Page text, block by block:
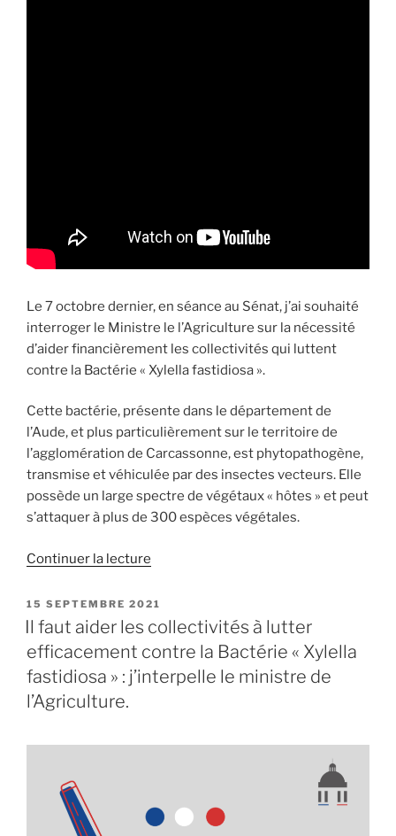
Le 7 octobre dernier, en séance au Sénat, j’ai souhaité
interroger le Ministre le l’Agriculture sur la nécessité
d’aider financièrement les collectivités qui luttent
contre la Bactérie « Xylella fastidiosa ».
Cette bactérie, présente dans le département de
l’Aude, et plus particulièrement sur le territoire de
l’agglomération de Carcassonne, est phytopathogène,
transmise et véhiculée par des insectes vecteurs. Elle
possède un large spectre de végétaux « hôtes » et peut
s’attaquer à plus de 300 espèces végétales.
Continuer la lecture
aider
financièrement
qui
la
Xylella
PUBLIÉ
LE
15 SEPTEMBRE 2021
Il faut aider les collectivités à lutter
efficacement contre la Bactérie « Xylella
fastidiosa » : j’interpelle le ministre de
l’Agriculture.